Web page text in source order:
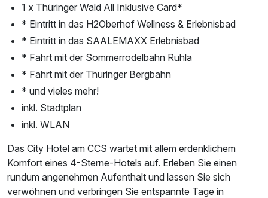
1 x Thüringer Wald All Inklusive Card*
* Eintritt in das H2Oberhof Wellness & Erlebnisbad
* Eintritt in das SAALEMAXX Erlebnisbad
* Fahrt mit der Sommerrodelbahn Ruhla
* Fahrt mit der Thüringer Bergbahn
* und vieles mehr!
inkl. Stadtplan
inkl. WLAN
Das City Hotel am CCS wartet mit allem erdenklichem
Komfort eines 4-Sterne-Hotels auf. Erleben Sie einen
rundum angenehmen Aufenthalt und lassen Sie sich
verwöhnen und verbringen Sie entspannte Tage in